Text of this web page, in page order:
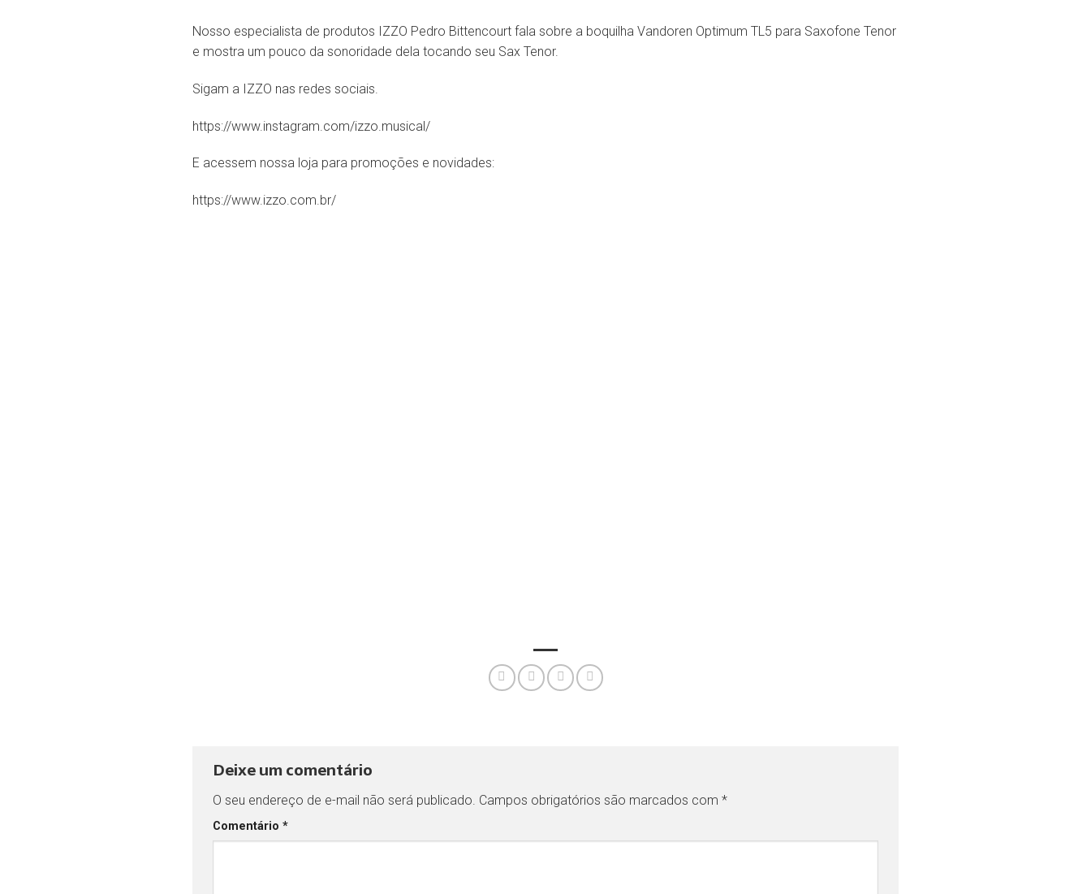
Nosso especialista de produtos IZZO Pedro Bittencourt fala sobre a boquilha Vandoren Optimum TL5 para Saxofone Tenor
e mostra um pouco da sonoridade dela tocando seu Sax Tenor.
Sigam a IZZO nas redes sociais.
https://www.instagram.com/izzo.musical/
E acessem nossa loja para promoções e novidades:
https://www.izzo.com.br/
Deixe um comentário
O seu endereço de e-mail não será publicado. Campos obrigatórios são marcados com *
Comentário *